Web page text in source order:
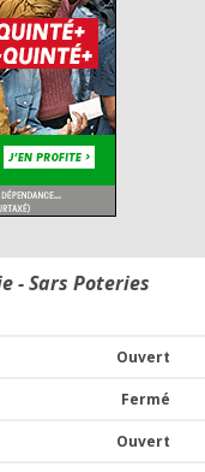
- Sars Poteries
Ouvert
Fermé
Ouvert